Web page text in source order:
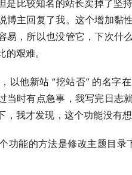
是比较知名的站长卖掉了坚
博主回复了我。这个增加黏
易，所以也没管它，下次什
艰难。
以他新站 “挖站否” 的名字
当时有点急事，我写完日志
我才发现，这个功能没有想
功能的方法是修改主题目